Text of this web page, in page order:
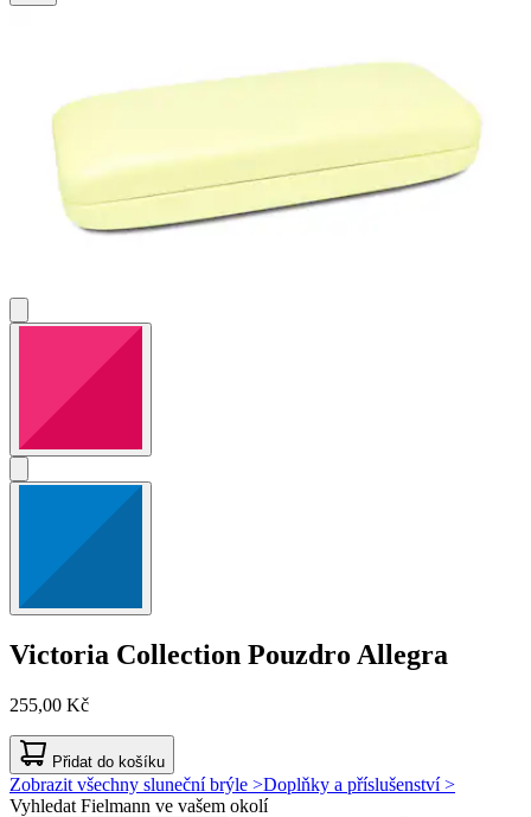
Victoria Collection Pouzdro Allegra
255,00 Kč
Přidat do košíku
Zobrazit všechny sluneční brýle >Doplňky a příslušenství >
Vyhledat Fielmann ve vašem okolí